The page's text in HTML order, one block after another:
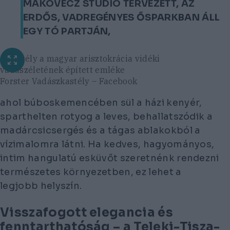
MAKOVECZ STÚDIÓ TERVEZETT, AZ
ERDŐS, VADREGÉNYES ŐSPARKBAN ÁLL
EGY TÓ PARTJÁN,
A kastély a magyar arisztokrácia vidéki
vadászéletének épített emléke
Forster Vadászkastély – Facebook
ahol búboskemencében sül a házi kenyér,
sparthelten rotyog a leves, behallatszódik a
madárcsicsergés és a tágas ablakokból a
vízimalomra látni. Ha kedves, hagyományos,
intim hangulatú esküvőt szeretnénk rendezni
természetes környezetben, ez lehet a
legjobb helyszín.
Visszafogott elegancia és